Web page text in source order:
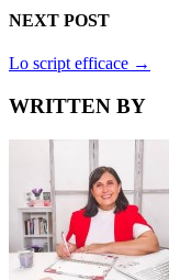
NEXT POST
Lo script efficace →
WRITTEN BY